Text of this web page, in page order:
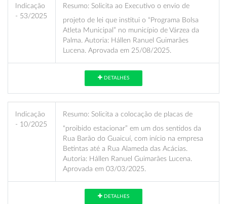
Indicação
- 53/2025
Resumo: Solicita ao Executivo o envio de
projeto de lei que institui o “Programa Bolsa
Atleta Municipal” no município de Várzea da
Palma. Autoria: Hállen Ranuel Guimarães
Lucena. Aprovada em 25/08/2025.
DETALHES
Indicação
- 10/2025
Resumo: Solicita a colocação de placas de
“proibido estacionar” em um dos sentidos da
Rua Barão do Guaicuí, com início na empresa
Betintas até a Rua Alameda das Acácias.
Autoria: Hállen Ranuel Guimarães Lucena.
Aprovada em 03/03/2025.
DETALHES